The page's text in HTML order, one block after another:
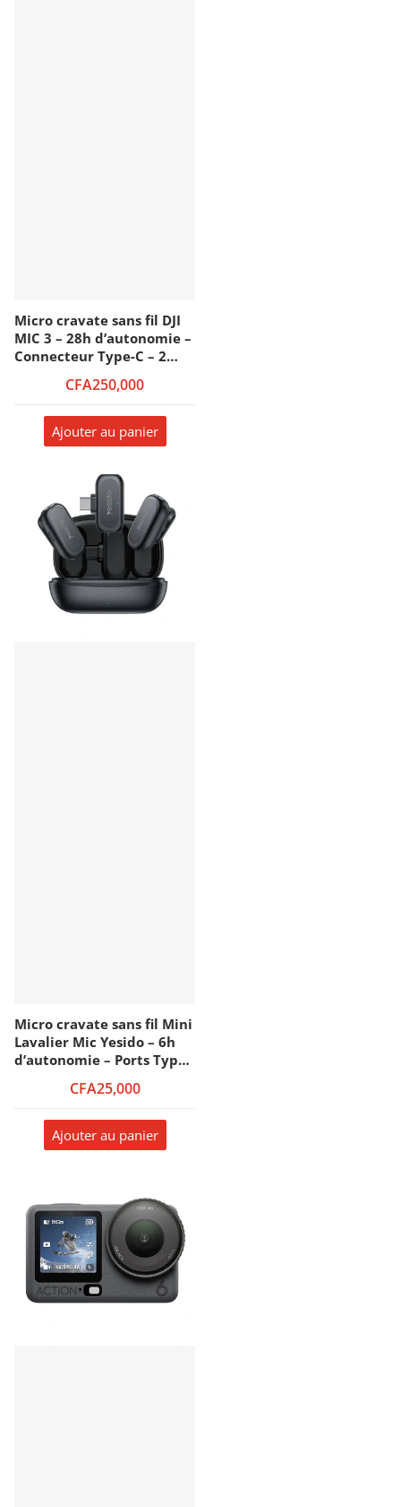
Micro cravate sans fil DJI
MIC 3 – 28h d’autonomie –
Connecteur Type-C – 2
Récepteur – Réduction de
contrôle de gain adaptatif
– Boitier de recharge
CFA250,000
Ajouter au panier
Micro cravate sans fil Mini
Lavalier Mic Yesido – 6h
d’autonomie – Ports Type-
bruit AI – KR22
CFA25,000
Ajouter au panier